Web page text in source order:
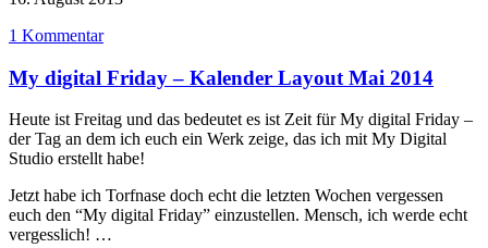
1 Kommentar
My digital Friday – Kalender Layout Mai 2014
Heute ist Freitag und das bedeutet es ist Zeit für My digital Friday –
der Tag an dem ich euch ein Werk zeige, das ich mit My Digital
Studio erstellt habe!
Jetzt habe ich Torfnase doch echt die letzten Wochen vergessen
euch den “My digital Friday” einzustellen. Mensch, ich werde echt
vergesslich! …